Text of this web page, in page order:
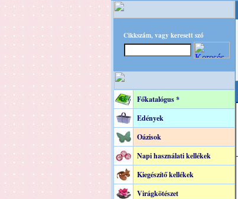
Cikkszám, vagy keresett szó
Főkatalógus *
Edények
Oázisok
Napi használati kellékek
Kiegészítő kellékek
Virágkötészet